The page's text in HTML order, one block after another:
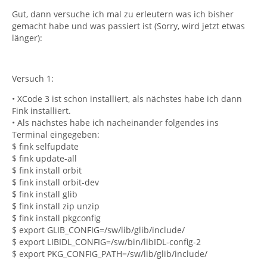
Gut, dann versuche ich mal zu erleutern was ich bisher
gemacht habe und was passiert ist (Sorry, wird jetzt etwas
länger):
Versuch 1:
• XCode 3 ist schon installiert, als nächstes habe ich dann
Fink installiert.
• Als nächstes habe ich nacheinander folgendes ins
Terminal eingegeben:
$ fink selfupdate
$ fink update-all
$ fink install orbit
$ fink install orbit-dev
$ fink install glib
$ fink install zip unzip
$ fink install pkgconfig
$ export GLIB_CONFIG=/sw/lib/glib/include/
$ export LIBIDL_CONFIG=/sw/bin/libIDL-config-2
$ export PKG_CONFIG_PATH=/sw/lib/glib/include/